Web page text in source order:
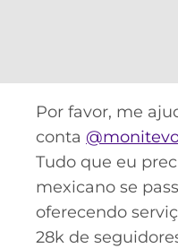
MG
CRUZEIRO
Por favor, me
conta
Tudo que eu
mexicano se
oferecendo
28k de